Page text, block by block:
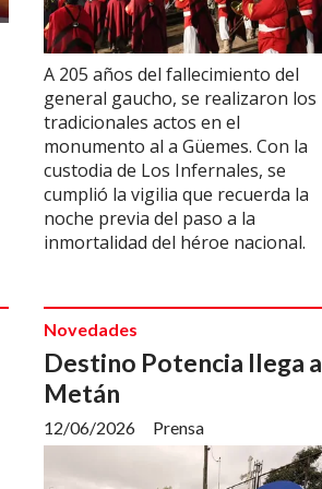
A 205 años del fallecimiento del
general gaucho, se realizaron los
tradicionales actos en el
monumento al a Güemes. Con la
custodia de Los Infernales, se
cumplió la vigilia que recuerda la
noche previa del paso a la
inmortalidad del héroe nacional.
Destino Potencia llega a
Metán
Prensa
Novedades
12/06/2026